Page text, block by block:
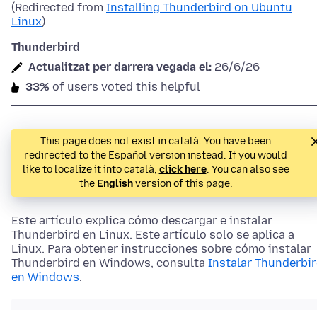
(Redirected from Installing Thunderbird on Ubuntu
Linux)
Thunderbird
Actualitzat per darrera vegada el: 26/6/26
33% of users voted this helpful
This page does not exist in català. You have been
redirected to the Español version instead. If you would
like to localize it into català, click here. You can also see
the Englishversion of this page.
Este artículo explica cómo descargar e instalar
Thunderbird en Linux. Este artículo solo se aplica a
Linux. Para obtener instrucciones sobre cómo instalar
Thunderbird en Windows, consulta Instalar
en Windows.